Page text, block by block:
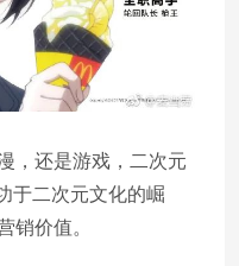
，还是游戏，二次元
于二次元文化的崛
销价值。